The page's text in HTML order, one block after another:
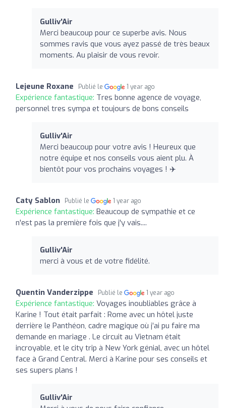
Gulliv'Air
Merci beaucoup pour ce superbe avis. Nous
sommes ravis que vous ayez passé de très beaux
moments. Au plaisir de vous revoir.
Lejeune Roxane Publié le 1 year ago
Expérience fantastique: Tres bonne agence de voyage,
personnel tres sympa et toujours de bons conseils
Gulliv'Air
Merci beaucoup pour votre avis ! Heureux que
notre équipe et nos conseils vous aient plu. À
bientôt pour vos prochains voyages ! ✈️
Caty Sablon Publié le 1 year ago
Expérience fantastique: Beaucoup de sympathie et ce
n'est pas la première fois que j'y vais....
Gulliv'Air
merci à vous et de votre fidélité.
Quentin Vanderzippe Publié le 1 year ago
Expérience fantastique: Voyages inoubliables grâce à
Karine ! Tout était parfait : Rome avec un hôtel juste
derrière le Panthéon, cadre magique où j’ai pu faire ma
demande en mariage . Le circuit au Vietnam était
incroyable, et le city trip à New York génial, avec un hôtel
face à Grand Central. Merci à Karine pour ses conseils et
ses supers plans !
Gulliv'Air